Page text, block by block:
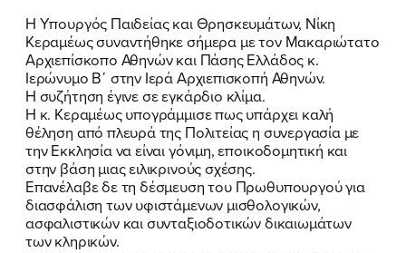
ΠΟΙΑ ΕΙΜΑΙ
ΕΡΓΟ
Η Υπουργός Παιδείας και Θρησκευμάτων, Νίκη
Κεραμέως συναντήθηκε σήμερα με τον Μακαριώτατο
Αρχιεπίσκοπο Αθηνών και Πάσης Ελλάδος κ.
Ιερώνυμο Β΄ στην Ιερά Αρχιεπισκοπή Αθηνών.
Η συζήτηση έγινε σε εγκάρδιο κλίμα.
Η κ. Κεραμέως υπογράμμισε πως υπάρχει καλή
θέληση από πλευρά της Πολιτείας η συνεργασία με
την Εκκλησία να είναι γόνιμη, εποικοδομητική και
στην βάση μιας ειλικρινούς σχέσης.
Επανέλαβε δε τη δέσμευση του Πρωθυπουργού για
διασφάλιση των υφιστάμενων μισθολογικών,
ασφαλιστικών και συνταξιοδοτικών δικαιωμάτων
των κληρικών.
Δεδομένων
Όρους
Χρήσηςτου δικτυακού τόπου του
Πολιτικού Γραφείου της Βουλευτού
Νίκης Κεραμέως
ΥΠΟΒΟΛΗ
Δεδομένων
Όρους
Χρήσηςτου δικτυακού τόπου του
Πολιτικού Γραφείου της Βουλευτού
Νίκης Κεραμέως
ΥΠΟΒΟΛΗ